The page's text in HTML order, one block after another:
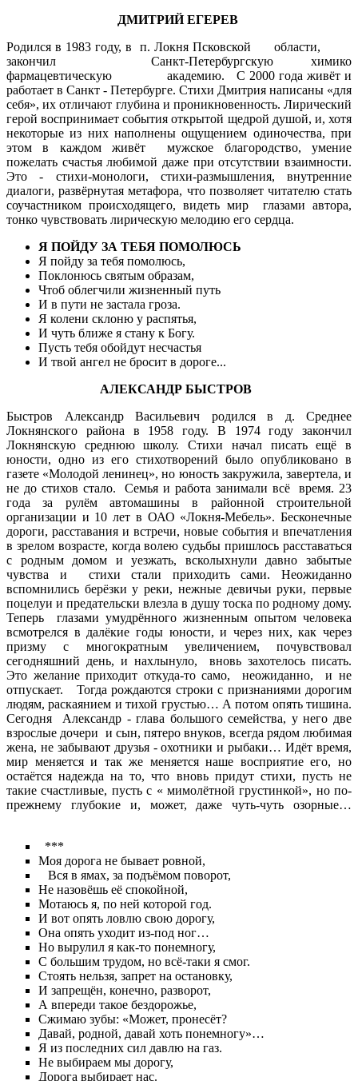
ДМИТРИЙ ЕГЕРЕВ
Родился в 1983 году, в п. Локня Псковской области,
закончил Санкт-Петербургскую химико
фармацевтическую академию. С 2000 года живёт и
работает в Санкт - Петербурге. Стихи Дмитрия написаны «для
себя», их отличают глубина и проникновенность. Лирический
герой воспринимает события открытой щедрой душой, и, хотя
некоторые из них наполнены ощущением одиночества, при
этом в каждом живёт мужское благородство, умение
пожелать счастья любимой даже при отсутствии взаимности.
Это - стихи-монологи, стихи-размышления, внутренние
диалоги, развёрнутая метафора, что позволяет читателю стать
соучастником происходящего, видеть мир глазами автора,
тонко чувствовать лирическую мелодию его сердца.
Я ПОЙДУ ЗА ТЕБЯ ПОМОЛЮСЬ
Я пойду за тебя помолюсь,
Поклонюсь святым образам,
Чтоб облегчили жизненный путь
И в пути не застала гроза.
Я колени склоню у распятья,
И чуть ближе я стану к Богу.
Пусть тебя обойдут несчастья
И твой ангел не бросит в дороге...
АЛЕКСАНДР БЫСТРОВ
Быстров Александр Васильевич родился в д. Среднее
Локнянского района в 1958 году. В 1974 году закончил
Локнянскую среднюю школу. Стихи начал писать ещё в
юности, одно из его стихотворений было опубликовано в
газете «Молодой ленинец», но юность закружила, завертела, и
не до стихов стало. Семья и работа занимали всё время. 23
года за рулём автомашины в районной строительной
организации и 10 лет в ОАО «Локня-Мебель». Бесконечные
дороги, расставания и встречи, новые события и впечатления
в зрелом возрасте, когда волею судьбы пришлось расставаться
с родным домом и уезжать, всколыхнули давно забытые
чувства и стихи стали приходить сами. Неожиданно
вспомнились берёзки у реки, нежные девичьи руки, первые
поцелуи и предательски влезла в душу тоска по родному дому.
Теперь глазами умудрённого жизненным опытом человека
всмотрелся в далёкие годы юности, и через них, как через
призму с многократным увеличением, почувствовал
сегодняшний день, и нахлынуло, вновь захотелось писать.
Это желание приходит откуда-то само, неожиданно, и не
отпускает. Тогда рождаются строки с признаниями дорогим
людям, раскаянием и тихой грустью… А потом опять тишина.
Сегодня Александр - глава большого семейства, у него две
взрослые дочери и сын, пятеро внуков, всегда рядом любимая
жена, не забывают друзья - охотники и рыбаки… Идёт время,
мир меняется и так же меняется наше восприятие его, но
остаётся надежда на то, что вновь придут стихи, пусть не
такие счастливые, пусть с « мимолётной грустинкой», но по-
прежнему глубокие и, может, даже чуть-чуть озорные…
***
Моя дорога не бывает ровной,
Вся в ямах, за подъёмом поворот,
Не назовёшь её спокойной,
Мотаюсь я, по ней которой год.
И вот опять ловлю свою дорогу,
Она опять уходит из-под ног…
Но вырулил я как-то понемногу,
С большим трудом, но всё-таки я смог.
Стоять нельзя, запрет на остановку,
И запрещён, конечно, разворот,
А впереди такое бездорожье,
Сжимаю зубы: «Может, пронесёт?
Давай, родной, давай хоть понемногу»…
Я из последних сил давлю на газ.
Не выбираем мы дорогу,
Дорога выбирает нас.